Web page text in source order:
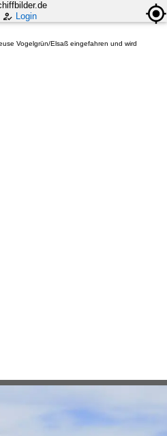
Login
Vogelgrün/Elsaß eingefahren und wird